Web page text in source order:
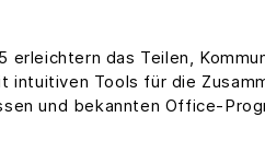
das Teilen,
intuitiven Tools für die
und bekannten Office-